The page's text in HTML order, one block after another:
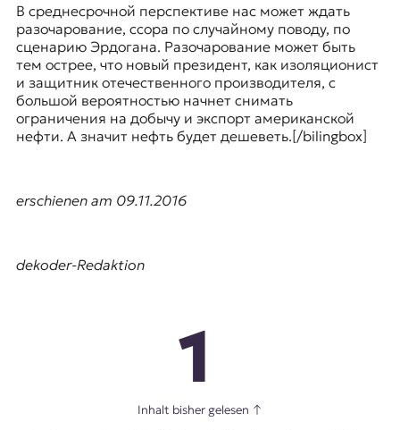
В среднесрочной перспективе нас может ждать
разочарование, ссора по случайному поводу, по
сценарию Эрдогана. Разочарование может быть
тем острее, что новый президент, как изоляционист
и защитник отечественного производителя, с
большой вероятностью начнет снимать
ограничения на добычу и экспорт американской
нефти. А значит нефть будет дешеветь.[/bilingbox]
erschienen am 09.11.2016
dekoder-Redaktion
1
Inhalt bisher gelesen ↑